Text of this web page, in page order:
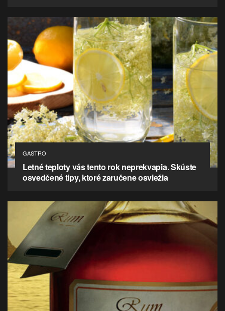
GASTRO
Letné teploty vás tento rok neprekvapia. Skúste
osvedčené tipy, ktoré zaručene osviežia